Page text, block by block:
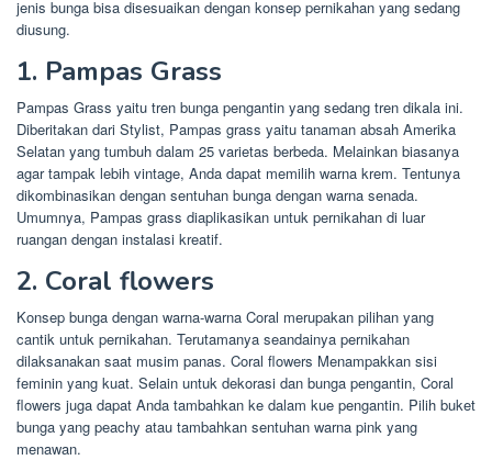
jenis bunga bisa disesuaikan dengan konsep pernikahan yang sedang
diusung.
1. Pampas Grass
Pampas Grass yaitu tren bunga pengantin yang sedang tren dikala ini.
Diberitakan dari Stylist, Pampas grass yaitu tanaman absah Amerika
Selatan yang tumbuh dalam 25 varietas berbeda. Melainkan biasanya
agar tampak lebih vintage, Anda dapat memilih warna krem. Tentunya
dikombinasikan dengan sentuhan bunga dengan warna senada.
Umumnya, Pampas grass diaplikasikan untuk pernikahan di luar
ruangan dengan instalasi kreatif.
2. Coral flowers
Konsep bunga dengan warna-warna Coral merupakan pilihan yang
cantik untuk pernikahan. Terutamanya seandainya pernikahan
dilaksanakan saat musim panas. Coral flowers Menampakkan sisi
feminin yang kuat. Selain untuk dekorasi dan bunga pengantin, Coral
flowers juga dapat Anda tambahkan ke dalam kue pengantin. Pilih buket
bunga yang peachy atau tambahkan sentuhan warna pink yang
menawan.